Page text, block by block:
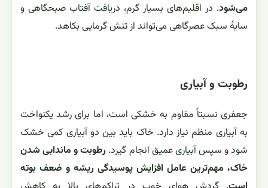
می‌شود. در اقلیم‌های بسیار گرم، دریافت آفتاب صبحگاهی و
سایهٔ سبک عصرگاهی می‌تواند از تنش گرمایی بکاهد.
رطوبت و آبیاری
جعفری نسبتاً مقاوم به خشکی است، اما برای رشد یکنواخت
به آبیاری منظم نیاز دارد. خاک باید بین دو آبیاری کمی خشک
شود و سپس آبیاری عمیق انجام گیرد. رطوبت و ماندابی شدن
خاک، مهم‌ترین عامل افزایش پوسیدگی ریشه و ضعف بوته